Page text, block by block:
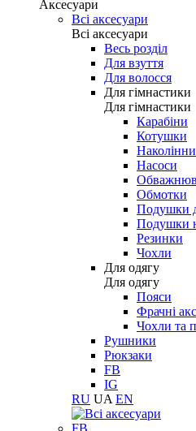
Аксесуари
Всі аксесуари
Всі аксесуари
Весь розділ
Для взуття
Для волосся
Для гімнастики
Для гімнастики
Карабіни
Котушки
Насоси
Обмотки
Подушки
Подушки
Резинки
Чохли
Для одягу
Для одягу
Пояси
Фрачні
Чохли та
Рушники
Рюкзаки
FB
IG
RU UA EN
FB